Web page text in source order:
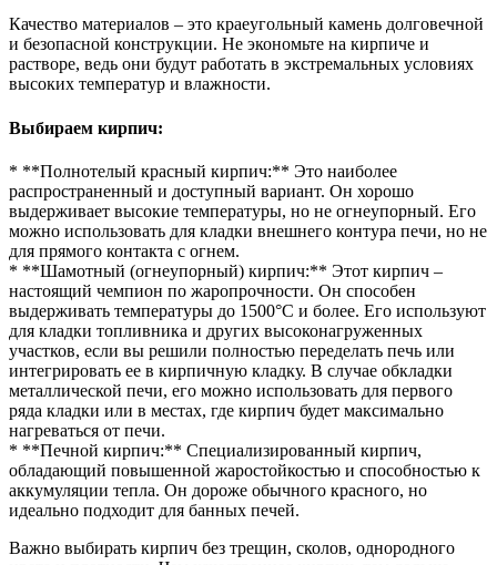
Качество материалов – это краеугольный камень долговечной
и безопасной конструкции. Не экономьте на кирпиче и
растворе, ведь они будут работать в экстремальных условиях
высоких температур и влажности.
Выбираем кирпич:
* **Полнотелый красный кирпич:** Это наиболее
распространенный и доступный вариант. Он хорошо
выдерживает высокие температуры, но не огнеупорный. Его
можно использовать для кладки внешнего контура печи, но не
для прямого контакта с огнем.
* **Шамотный (огнеупорный) кирпич:** Этот кирпич –
настоящий чемпион по жаропрочности. Он способен
выдерживать температуры до 1500°C и более. Его используют
для кладки топливника и других высоконагруженных
участков, если вы решили полностью переделать печь или
интегрировать ее в кирпичную кладку. В случае обкладки
металлической печи, его можно использовать для первого
ряда кладки или в местах, где кирпич будет максимально
нагреваться от печи.
* **Печной кирпич:** Специализированный кирпич,
обладающий повышенной жаростойкостью и способностью к
аккумуляции тепла. Он дороже обычного красного, но
идеально подходит для банных печей.
Важно выбирать кирпич без трещин, сколов, однородного